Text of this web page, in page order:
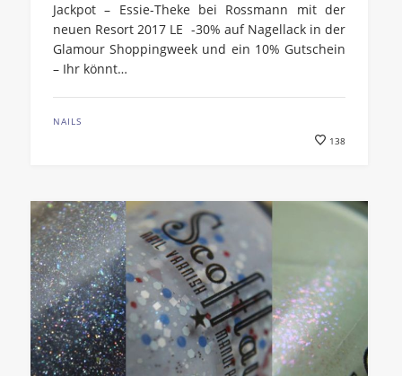
Jackpot – Essie-Theke bei Rossmann mit der
neuen Resort 2017 LE -30% auf Nagellack in der
Glamour Shoppingweek und ein 10% Gutschein
– Ihr könnt…
NAILS
138